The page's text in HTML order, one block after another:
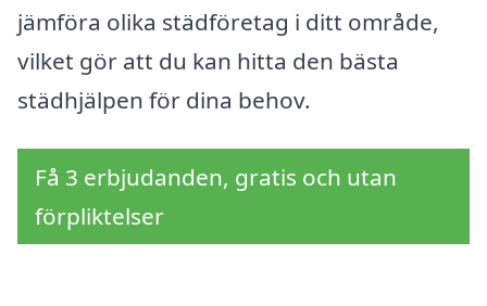
jämföra olika städföretag i ditt område,
vilket gör att du kan hitta den bästa
städhjälpen för dina behov.
Få 3 erbjudanden, gratis och utan
förpliktelser